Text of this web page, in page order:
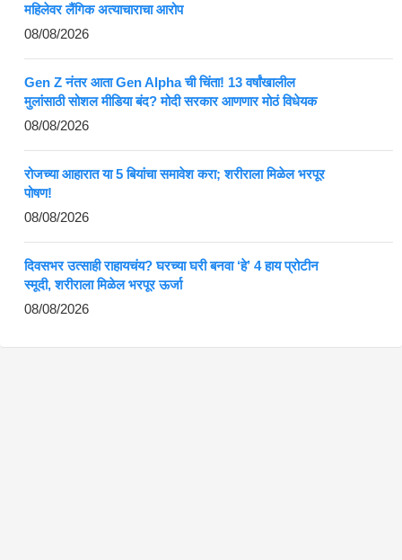
महिलेवर लैंगिक अत्याचाराचा आरोप
08/08/2026
Gen Z नंतर आता Gen Alpha ची चिंता! 13 वर्षांखालील
मुलांसाठी सोशल मीडिया बंद? मोदी सरकार आणणार मोठं विधेयक
08/08/2026
रोजच्या आहारात या 5 बियांचा समावेश करा; शरीराला मिळेल भरपूर
पोषण!
08/08/2026
दिवसभर उत्साही राहायचंय? घरच्या घरी बनवा ‘हे’ 4 हाय प्रोटीन
स्मूदी, शरीराला मिळेल भरपूर ऊर्जा
08/08/2026